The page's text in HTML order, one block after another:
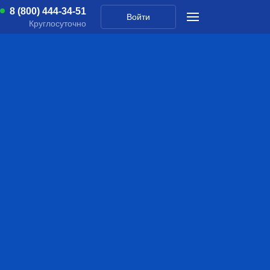
8 (800) 444-34-51
Круглосуточно
Войти